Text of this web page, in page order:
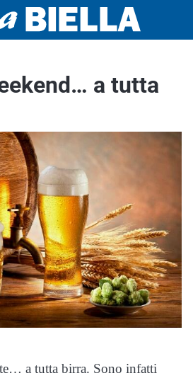
a tutta
a tutta birra. Sono infatti